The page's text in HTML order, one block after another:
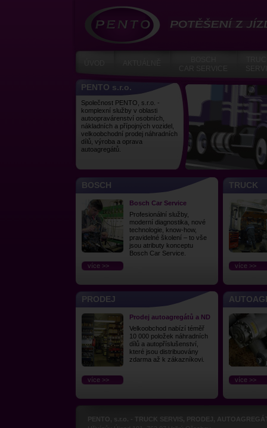
PENTOPOTĚŠENÍ Z JÍZDY
BOSCH
Bosch Car Service
Profesionální služby,
moderní diagnostika, nové
technologie, know-how,
pravidelné školení – to vše
jsou atributy konceptu
Bosch Car Service.
více >>
TRUCK
více >>
PRODEJ
Prodej autoagregátů a ND
Velkoobchod nabízí téměř
10 000 položek náhradních
dílů a autopříslušenství,
které jsou distribuovány
zdarma až k zákazníkovi.
více >> více >>
PENTO s.r.o.
Společnost PENTO, s.r.o. -
komplexní služby v oblasti
autoopravárenství osobních,
nákladních a přípojných vozidel,
velkoobchodní prodej náhradních
dílů, výroba a oprava
autoagregátů.
PENTO, s.r.o. - TRUCK SERVIS, PRODEJ,